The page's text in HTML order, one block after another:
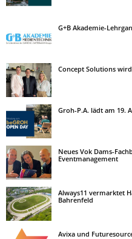
G+B Akademie-
Concept Solutions
Groh-P.A. lädt am 19.
Neues Vok Dams-
Eventmanagement
Always11 vermarktet
Bahrenfeld
Avixa und